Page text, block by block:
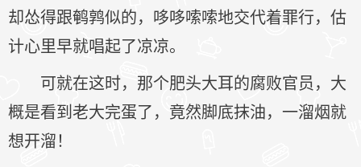
却怂得跟鹌鹑似的，哆哆嗦嗦地交代着罪行，估
计心里早就唱起了凉凉。
可就在这时，那个肥头大耳的腐败官员，大
概是看到老大完蛋了，竟然脚底抹油，一溜烟就
想开溜！